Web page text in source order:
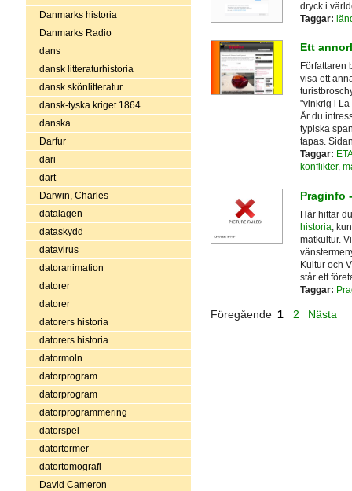
Danmarks historia
Danmarks Radio
dans
dansk litteraturhistoria
dansk skönlitteratur
dansk-tyska kriget 1864
danska
Darfur
dari
dart
Darwin, Charles
datalagen
dataskydd
datavirus
datoranimation
datorer
datorer
datorers historia
datorers historia
datormoln
datorprogram
datorprogram
datorprogrammering
datorspel
datortermer
datortomografi
David Cameron
dryck i
Taggar:
Ett
Författaren
visa ett
"vinkrig i La
Är du
typiska
tapas.
Taggar:
konflikter,
Praginfo
Här hittar
historia ,
matkultur.
Kultur och
står ett
Taggar:
Föregående 1 2 Nästa